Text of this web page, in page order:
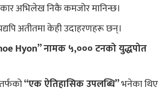
अभिलेख निकै कमजोर मानिन्छ।
अतीतमा केही उदाहरणहरू छन्।
Hyon” नामक ५,००० टनको युद्धपोत
“एक ऐतिहासिक उपलब्धि”भनेका थिए